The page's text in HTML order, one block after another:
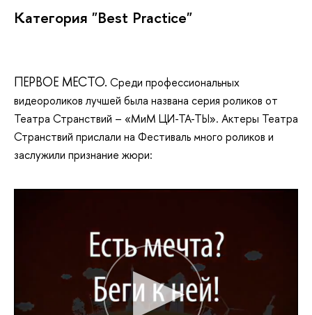
Категория "Best Practice"
ПЕРВОЕ МЕСТО. Среди профессиональных
видеороликов лучшей была названа серия роликов от
Театра Странствий – «МиМ ЦИ-ТА-ТЫ». Актеры Театра
Странствий прислали на Фестиваль много роликов и
заслужили признание жюри: